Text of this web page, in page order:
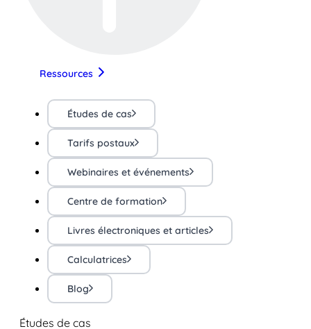
Ressources
Études de cas
Tarifs postaux
Webinaires et événements
Centre de formation
Livres électroniques et articles
Calculatrices
Blog
Études de cas